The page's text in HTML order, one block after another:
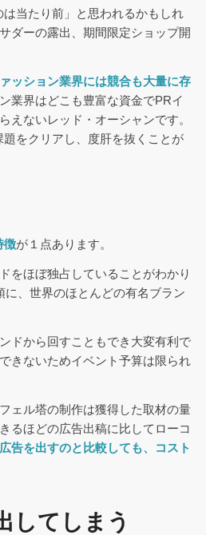
当たり前」と思われるかもしれ
ダーの露出、期間限定ショップ開
ッション業界には競合も大量に存
業界はどこも豊富な資金でPRイ
えないレッド・オーシャンです。
をクリアし、度肝を抜くことが
徴が１点あります。
をほぼ独占していることがわかり
、世界のほとんどの有名ブラン
ドから回すこともでき大変有利で
きないためイベント予算は限られ
ェル塔の制作は獲得した取材の量
るほどの広告出稿に比してローコ
広告を出すのと比較しても、コスト
してしまう